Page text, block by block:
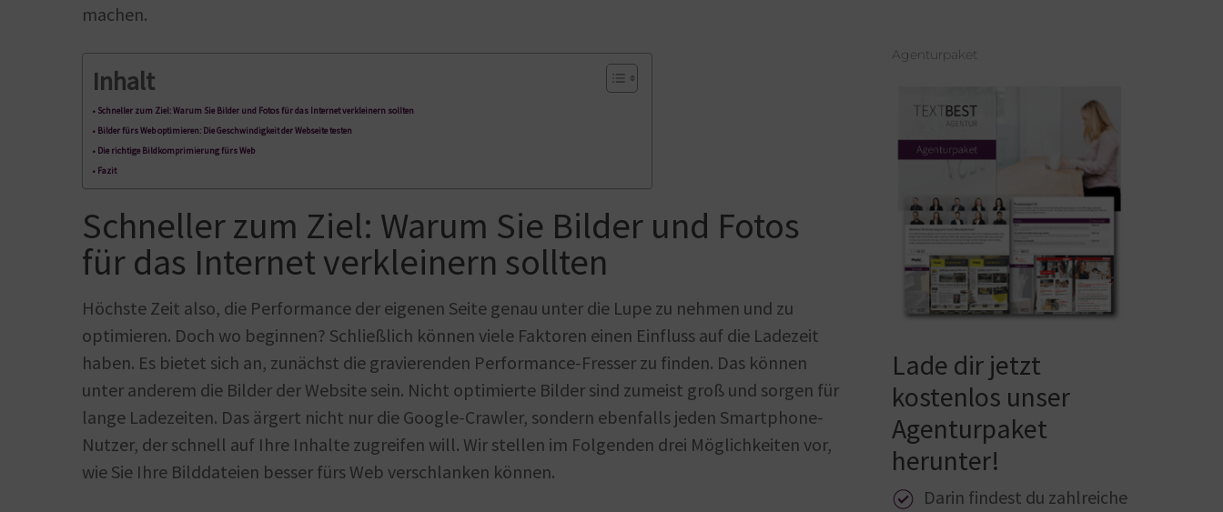
machen.
Inhalt
Schneller zum Ziel: Warum Sie Bilder und Fotos für das Internet verkleinern sollten
Bilder fürs Web optimieren: Die Geschwindigkeit der Webseite testen
Die richtige Bildkomprimierung fürs Web
Fazit
Schneller zum Ziel: Warum Sie Bilder und Fotos
für das Internet verkleinern sollten
Höchste Zeit also, die Performance der eigenen Seite genau unter die Lupe zu nehmen und zu
optimieren. Doch wo beginnen? Schließlich können viele Faktoren einen Einfluss auf die Ladezeit
haben. Es bietet sich an, zunächst die gravierenden Performance-Fresser zu finden. Das können
unter anderem die Bilder der Website sein. Nicht optimierte Bilder sind zumeist groß und sorgen für
lange Ladezeiten. Das ärgert nicht nur die Google-Crawler, sondern ebenfalls jeden Smartphone-
Nutzer, der schnell auf Ihre Inhalte zugreifen will. Wir stellen im Folgenden drei Möglichkeiten vor,
wie Sie Ihre Bilddateien besser fürs Web verschlanken können.
Agenturpaket
Lade dir jetzt
kostenlos unser
Agenturpaket
herunter!
Darin findest du zahlreiche